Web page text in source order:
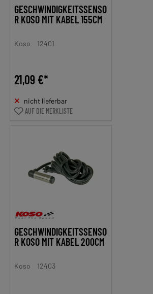
GESCHWINDIGKEITSSENSO
R KOSO MIT KABEL 155CM
Koso 12401
21,09 €*
nicht lieferbar
AUF DIE MERKLISTE
GESCHWINDIGKEITSSENSO
R KOSO MIT KABEL 200CM
Koso 12403